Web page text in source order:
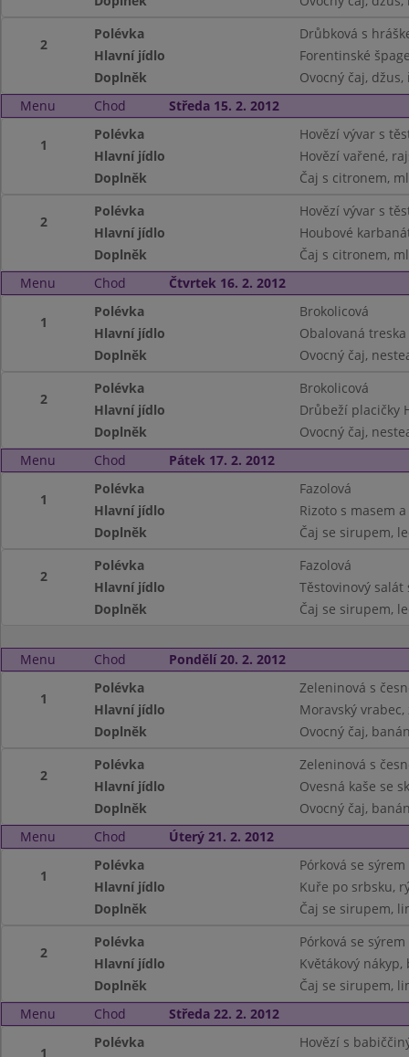
2
Polévka
Drůbková s
Hlavní jídlo
Forentinské
Doplněk
Ovocný čaj, džus,
Menu
Chod Středa 15. 2. 2012
1
Polévka
Hovězí vývar s
Hlavní jídlo
Hovězí vařené,
Doplněk
Čaj s citronem,
2
Polévka
Hovězí vývar s
Hlavní jídlo
Houbové
Doplněk
Čaj s citronem,
Menu
Chod Čtvrtek 16. 2. 2012
1
Polévka
Brokolicová
Hlavní jídlo
Obalovaná
Doplněk
Ovocný čaj,
2
Polévka
Brokolicová
Hlavní jídlo
Drůbeží placičky
Doplněk
Ovocný čaj,
Menu
Chod Pátek 17. 2. 2012
1
Polévka
Fazolová
Hlavní jídlo
Rizoto s masem
Doplněk
Čaj se sirupem,
2
Polévka
Fazolová
Hlavní jídlo
Těstovinový salát
Doplněk
Čaj se sirupem,
Menu Chod Pondělí 20. 2. 2012
1
Polévka
Zeleninová s
Hlavní jídlo
Moravský
Doplněk
Ovocný čaj,
2
Polévka
Zeleninová s
Hlavní jídlo
Ovesná kaše se
Doplněk
Ovocný čaj,
Menu
Chod Úterý 21. 2. 2012
1
Polévka
Pórková se sýrem
Hlavní jídlo
Kuře po srbsku,
Doplněk
Čaj se sirupem,
2
Polévka
Pórková se sýrem
Hlavní jídlo
Květákový
Doplněk
Čaj se sirupem,
Menu
Chod Středa 22. 2. 2012
1
Polévka
Hovězí s